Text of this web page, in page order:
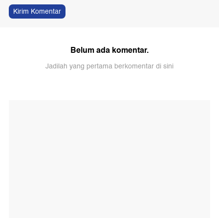
Kirim Komentar
Belum ada komentar.
Jadilah yang pertama berkomentar di sini